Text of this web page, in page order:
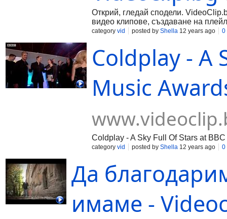
Открий, гледай сподели.
видео клипове, създаване на
category vid posted by Shella 12 years ago 0
Coldplay - A
Music
Coldplay - A Sky Full Of Stars at
category vid posted by Shella 12 years ago 0
Да
имаме -